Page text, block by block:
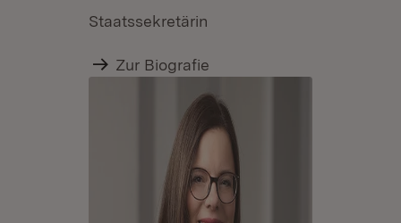
Staatssekretärin
Zur Biografie